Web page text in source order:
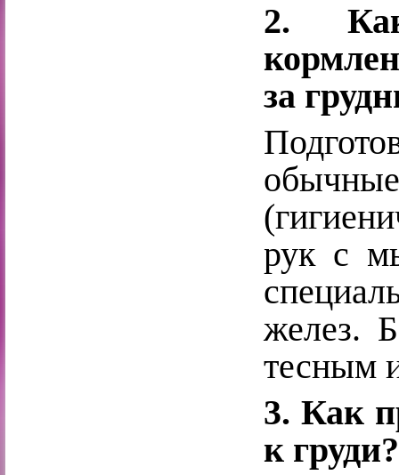
2.
за
рук с
желез.
тесным
3. Как
к груди?